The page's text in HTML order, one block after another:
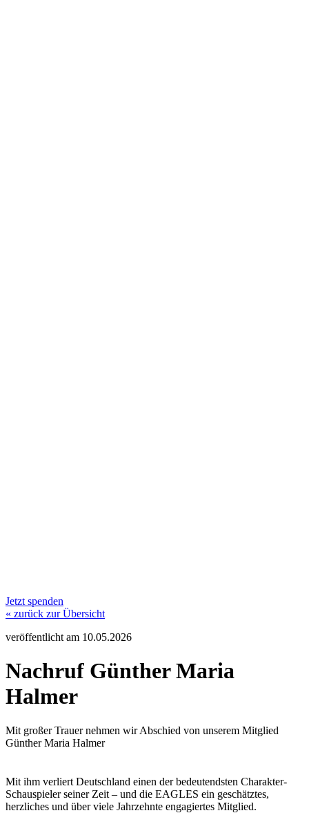
Jetzt spenden
« zurück zur Übersicht
veröffentlicht am 10.05.2026
Nachruf Günther Maria
Halmer
Mit großer Trauer nehmen wir Abschied von unserem Mitglied
Günther Maria Halmer
Mit ihm verliert Deutschland einen der bedeutendsten Charakter-
Schauspieler seiner Zeit – und die EAGLES ein geschätztes,
herzliches und über viele Jahrzehnte engagiertes Mitglied.